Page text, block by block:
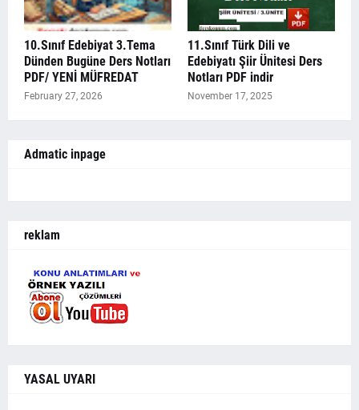
10.Sınıf Edebiyat 3.Tema
Dünden Bugüne Ders Notları
PDF/ YENİ MÜFREDAT
February 27, 2026
11.Sınıf Türk Dili ve
Edebiyatı Şiir Ünitesi Ders
Notları PDF indir
November 17, 2025
Admatic inpage
reklam
YASAL UYARI